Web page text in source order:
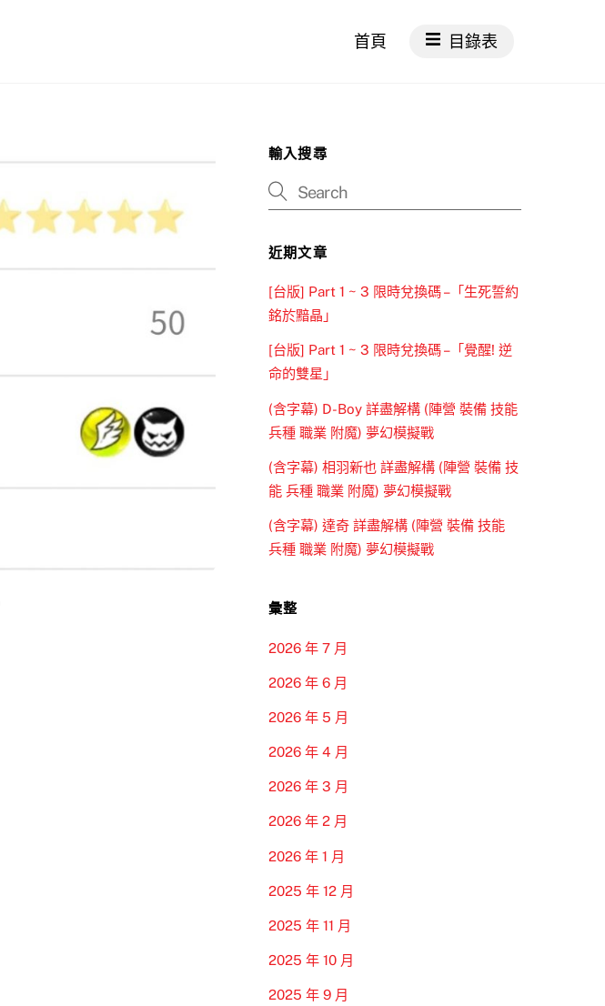
首頁 目錄表
輸入搜尋
近期文章
[台版] Part 1 ~ 3 限時兌換碼 –「生死誓約
銘於黯晶」
[台版] Part 1 ~ 3 限時兌換碼 –「覺醒! 逆
命的雙星」
(含字幕) D-Boy 詳盡解構 (陣營 裝備 技能
兵種 職業 附魔) 夢幻模擬戰
(含字幕) 相羽新也 詳盡解構 (陣營 裝備 技
能 兵種 職業 附魔) 夢幻模擬戰
(含字幕) 達奇 詳盡解構 (陣營 裝備 技能
兵種 職業 附魔) 夢幻模擬戰
彙整
2026 年 7 月
2026 年 6 月
2026 年 5 月
2026 年 4 月
2026 年 3 月
2026 年 2 月
2026 年 1 月
2025 年 12 月
2025 年 11 月
2025 年 10 月
2025 年 9 月